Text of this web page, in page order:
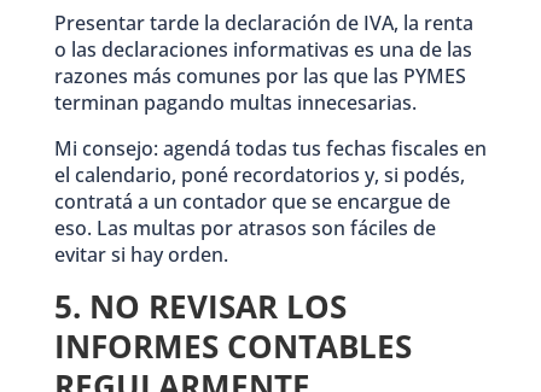
Presentar tarde la declaración de IVA, la renta
o las declaraciones informativas es una de las
razones más comunes por las que las PYMES
terminan pagando multas innecesarias.
Mi consejo: agendá todas tus fechas fiscales en
el calendario, poné recordatorios y, si podés,
contratá a un contador que se encargue de
eso. Las multas por atrasos son fáciles de
evitar si hay orden.
5. NO REVISAR LOS
INFORMES CONTABLES